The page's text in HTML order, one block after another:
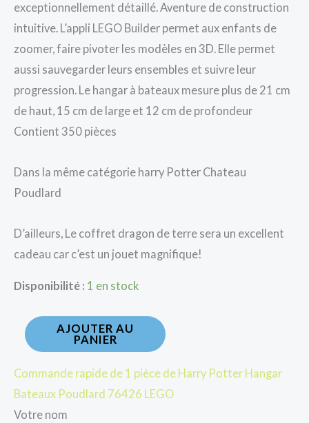
exceptionnellement détaillé. Aventure de construction
intuitive. L’appli LEGO Builder permet aux enfants de
zoomer, faire pivoter les modèles en 3D. Elle permet
aussi sauvegarder leurs ensembles et suivre leur
progression. Le hangar à bateaux mesure plus de 21 cm
de haut, 15 cm de large et 12 cm de profondeur
Contient 350 pièces
Dans la même catégorie harry Potter Chateau
Poudlard
D’ailleurs, Le coffret dragon de terre sera un excellent
cadeau car c’est un jouet magnifique!
Disponibilité : 1 en stock
AJOUTER AU
PANIER
Commande rapide de 1 pièce de Harry Potter Hangar
Bateaux Poudlard 76426 LEGO
Votre nom